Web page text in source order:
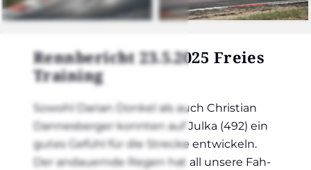
Renn­be­richt 23.5.2025 Frei­es
Trai­ning
Sowohl Dari­an Don­kel als auch Chris­ti­an
Dan­nes­ber­ger konn­ten auf Jul­ka (492) ein
gutes Gefühl für die Stre­cke ent­wi­ckeln.
Der andau­ern­de Regen hat all unse­re Fah­